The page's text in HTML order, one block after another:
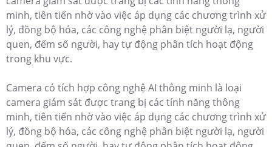
minh, tiên tiến nhờ vào việc áp dụng các chương trình xử
lý, đồng bộ hóa, các công nghệ phân biệt người lạ, người
quen, đếm số người, hay tự động phân tích hoạt động
trong khu vực.
Camera có tích hợp công nghệ AI thông minh là loại
camera giám sát được trang bị các tính năng thông
minh, tiên tiến nhờ vào việc áp dụng các chương trình xử
lý, đồng bộ hóa, các công nghệ phân biệt người lạ, người